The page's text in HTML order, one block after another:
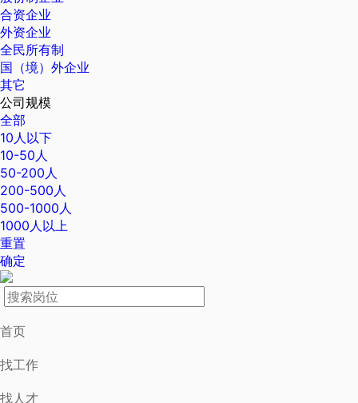
合资企业
外资企业
全民所有制
国（境）外企业
其它
公司规模
全部
10人以下
10-50人
50-200人
200-500人
500-1000人
1000人以上
重置
确定
首页
找工作
找人才